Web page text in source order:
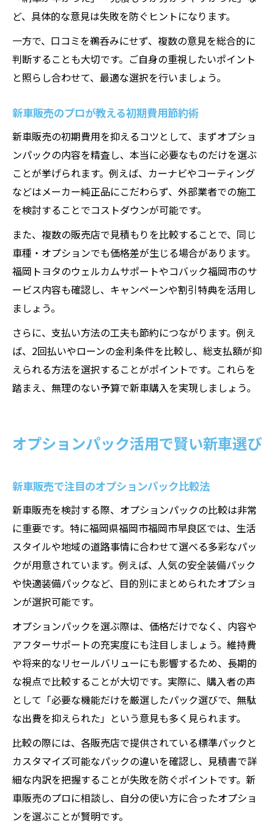
ど、具体的な意見は失敗を防ぐヒントになります。
一方で、口コミを鵜呑みにせず、複数の意見を総合的に
判断することも大切です。ご自身の重視したいポイント
と照らし合わせて、最適な選択を行いましょう。
新車販売のプロが教える初期費用節約術
新車販売の初期費用を抑えるコツとして、まずオプショ
ンパックの内容を精査し、本当に必要なものだけを選ぶ
ことが挙げられます。例えば、カーナビやコーティング
などはメーカー純正品にこだわらず、外部業者での施工
を検討することでコストダウンが可能です。
また、複数の販売店で見積もりを比較することで、同じ
車種・オプションでも価格差が生じる場合があります。
福岡トヨタのウェルカムサポートやコバック福岡市のサ
ービス内容も確認し、キャンペーンや割引特典を活用し
ましょう。
さらに、支払い方法の工夫も節約につながります。例え
ば、2回払いやローンの金利条件を比較し、総支払額が抑
えられる方法を選択することがポイントです。これらを
踏まえ、無理のない予算で新車購入を実現しましょう。
オプションパック活用で賢い新車選び
新車販売で注目のオプションパック比較法
新車販売を検討する際、オプションパックの比較は非常
に重要です。特に福岡県福岡市福岡市早良区では、生活
スタイルや地域の道路事情に合わせて選べる多彩なパッ
クが用意されています。例えば、人気の安全装備パック
や快適装備パックなど、目的別にまとめられたオプショ
ンが選択可能です。
オプションパックを選ぶ際は、価格だけでなく、内容や
アフターサポートの充実度にも注目しましょう。維持費
や将来的なリセールバリューにも影響するため、長期的
な視点で比較することが大切です。実際に、購入者の声
として「必要な機能だけを厳選したパック選びで、無駄
な出費を抑えられた」という意見も多く見られます。
比較の際には、各販売店で提供されている標準パックと
カスタマイズ可能なパックの違いを確認し、見積書で詳
細な内訳を把握することが失敗を防ぐポイントです。新
車販売のプロに相談し、自分の使い方に合ったオプショ
ンを選ぶことが賢明です。